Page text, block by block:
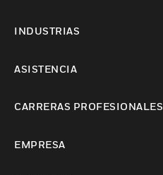
INDUSTRIAS
ASISTENCIA
CARRERAS PROFESIONALES
EMPRESA